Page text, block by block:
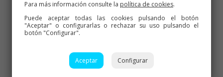
Para más información consulte la política de cookies.
Puede aceptar todas las cookies pulsando el botón
"Aceptar" o configurarlas o rechazar su uso pulsando el
botón "Configurar".
Aceptar Configurar